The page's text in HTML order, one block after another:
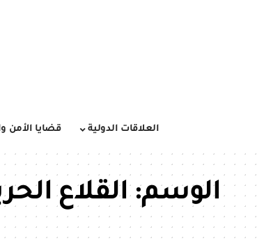
العلاقات الدولية قضايا الأمن
الوسم:القلاع